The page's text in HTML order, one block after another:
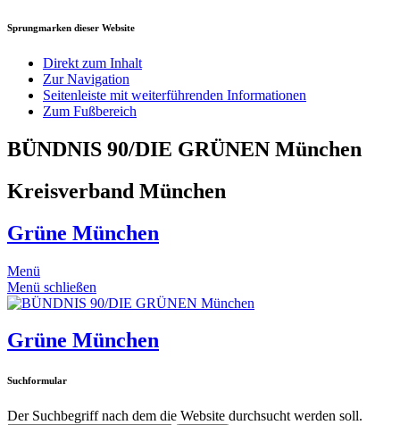
Sprungmarken dieser Website
Direkt zum Inhalt
Zur Navigation
Seitenleiste mit weiterführenden Informationen
Zum Fußbereich
BÜNDNIS 90/DIE GRÜNEN München
Kreisverband München
Grüne München
Menü
Menü schließen
Grüne München
Suchformular
Der Suchbegriff nach dem die Website durchsucht werden soll.